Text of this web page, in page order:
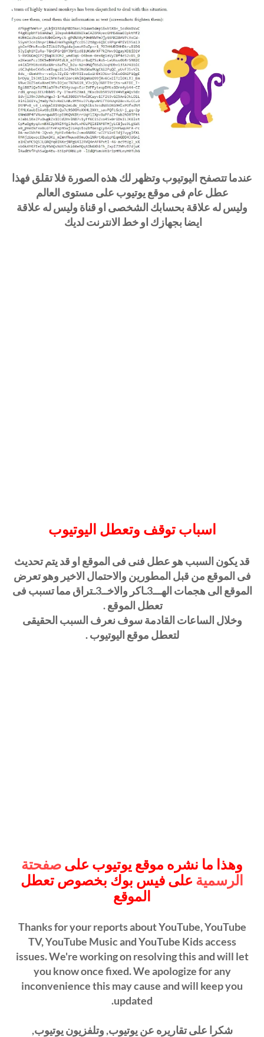
عندما تتصفح اليوتيوب وتظهر لك هذه الصورة فلا تقلق فهذا
عطل عام فى موقع يوتيوب على مستوى العالم
وليس له علاقة بحسابك الشخصى او قناة وليس له علاقة
ايضا بجهازك او خط الانترنت لديك
اسباب توقف وتعطل اليوتيوب
قد يكون السبب هو عطل فنى فى الموقع او قد يتم تحديث
فى الموقع من قبل المطورين والاحتمال الاخير وهو تعرض
الموقع الى هجمات الهـــ3ـاكر والاخــ3ـتراق مما تسبب فى
تعطل الموقع .
وخلال الساعات القادمة سوف نعرف السبب الحقيقى
لتعطل موقع اليوتيوب .
وهذا ما نشره موقع يوتيوب على صفحتة
الرسمية على فيس بوك بخصوص تعطل
الموقع
Thanks for your reports about YouTube, YouTube
TV, YouTube Music and YouTube Kids access
issues. We're working on resolving this and will let
you know once fixed. We apologize for any
inconvenience this may cause and will keep you
updated.
شكرا على تقاريره عن يوتيوب, وتلفزيون يوتيوب,